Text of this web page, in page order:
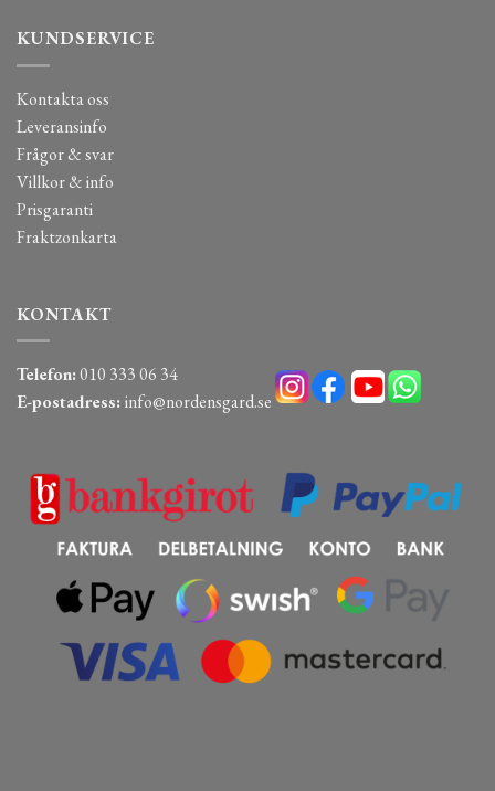
KUNDSERVICE
Kontakta oss
Leveransinfo
Frågor & svar
Villkor & info
Prisgaranti
Fraktzonkarta
KONTAKT
Telefon:010 333 06 34
E-postadress: info@nordensgard.se